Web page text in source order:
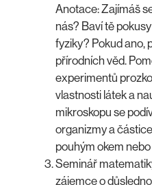
Anotace: Zajímáš
nás? Baví tě
fyziky? Pokud ano,
přírodních věd.
experimentů
vlastnosti látek a
mikroskopu se
organizmy a
pouhým okem
Seminář
zájemce o